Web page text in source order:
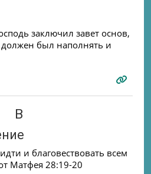
заключил завет основ,
должен был наполнять и
В
и благовествовать всем
Матфея 28:19-20